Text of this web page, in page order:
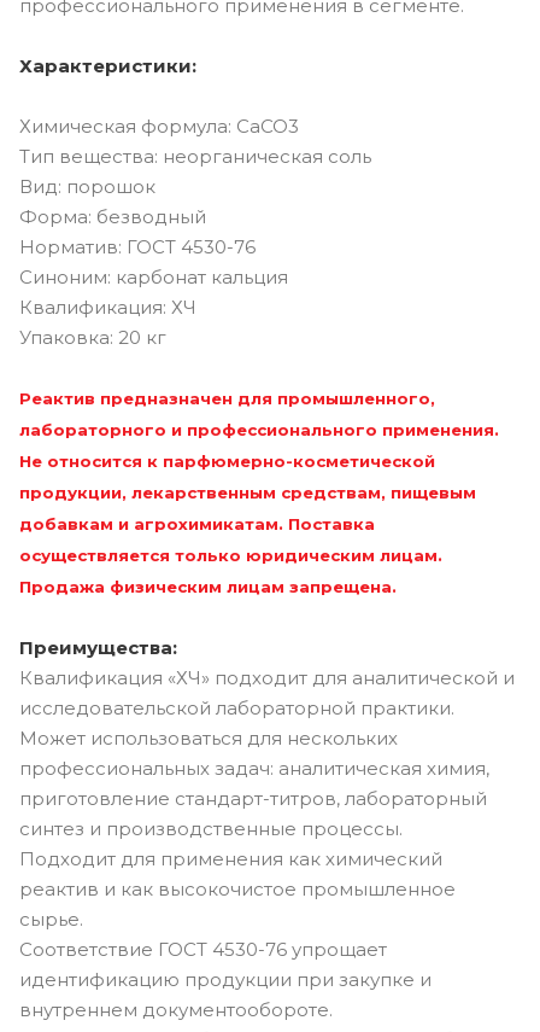
профессионального применения в сегменте.
Характеристики:
Химическая формула: CaCO3
Тип вещества: неорганическая соль
Вид: порошок
Форма: безводный
Норматив: ГОСТ 4530-76
Синоним: карбонат кальция
Квалификация: ХЧ
Упаковка: 20 кг
Реактив предназначен для промышленного,
лабораторного и профессионального применения.
Не относится к парфюмерно-косметической
продукции, лекарственным средствам, пищевым
добавкам и агрохимикатам. Поставка
осуществляется только юридическим лицам.
Продажа физическим лицам запрещена.
Преимущества:
Квалификация «ХЧ» подходит для аналитической и
исследовательской лабораторной практики.
Может использоваться для нескольких
профессиональных задач: аналитическая химия,
приготовление стандарт-титров, лабораторный
синтез и производственные процессы.
Подходит для применения как химический
реактив и как высокочистое промышленное
сырье.
Соответствие ГОСТ 4530-76 упрощает
идентификацию продукции при закупке и
внутреннем документообороте.